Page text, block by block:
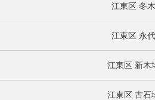
江東区 冬木
江東区 永代
江東区 新木
江東区 古石